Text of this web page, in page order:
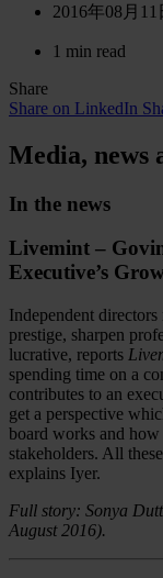
2016年08月11
1 min read
Share
Share on LinkedIn
Media, news
In the news
Livemint –
Executive’s
Independent
prestige, sharpen
lucrative, reports
spending time on a
contributes to an
get a perspective
board works and how
stakeholders. All
explains Iyer.
Full story: Sonya
August 2016).